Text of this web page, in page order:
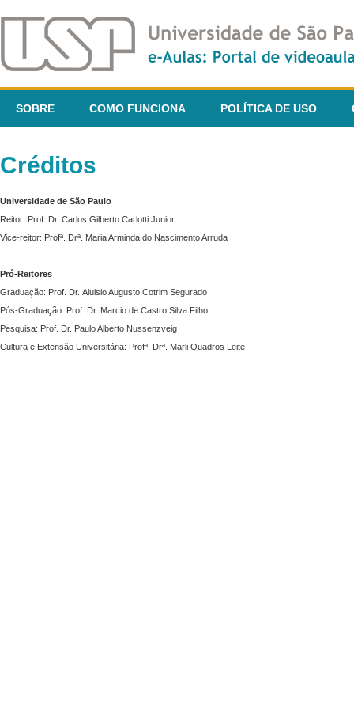
SOBRE COMO FUNCIONA POLÍTICA DE USO
Créditos
Universidade de São Paulo
Reitor: Prof. Dr. Carlos Gilberto Carlotti Junior
Vice-reitor: Profª. Drª. Maria Arminda do Nascimento Arruda
Pró-Reitores
Graduação: Prof. Dr. Aluisio Augusto Cotrim Segurado
Pós-Graduação: Prof. Dr. Marcio de Castro Silva Filho
Pesquisa: Prof. Dr. Paulo Alberto Nussenzveig
Cultura e Extensão Universitária: Profª. Drª. Marli Quadros Leite